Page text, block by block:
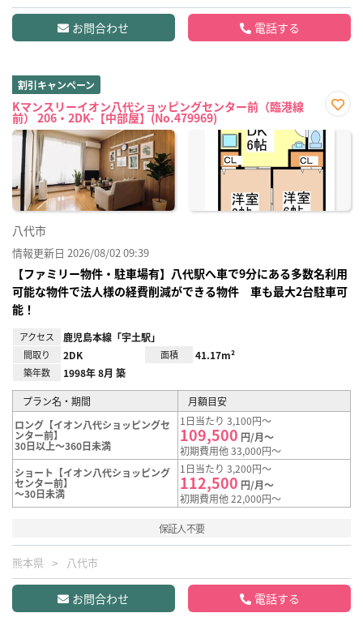
お問合わせ 電話する
割引キャンペーン
Kマンスリーイオン八代ショッピングセンター前（臨港線
前） 206・2DK-【中部屋】(No.479969)
に入
八代市
情報更新日 2026/08/02 09:39
【ファミリー物件・駐車場有】八代駅へ車で9分にある多数名利用
可能な物件で法人様の経費削減ができる物件 車も最大2台駐車可
能！
アクセス 鹿児島本線「宇土駅」
間取り 2DK 面積 41.17m²
築年数 1998年 8月 築
プラン名・期間
月額目安
ロング【イオン八代ショッピングセ
ンター前】
30日以上～360日未満
1日当たり 3,100円～
109,500 円/月～
初期費用他 33,000円～
ショート【イオン八代ショッピング
センター前】
～30日未満
1日当たり 3,200円～
112,500 円/月～
初期費用他 22,000円～
保証人不要
熊本県 八代市
お問合わせ 電話する